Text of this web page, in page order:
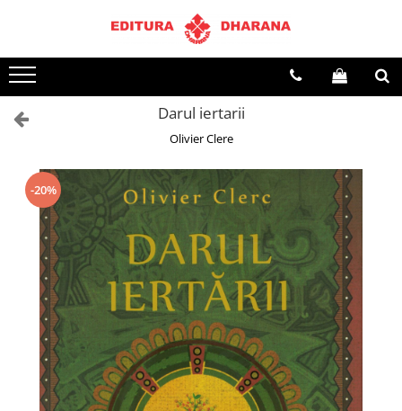
Terapii
Dietoterapie
Darul iertarii
Olivier Clere
-20%